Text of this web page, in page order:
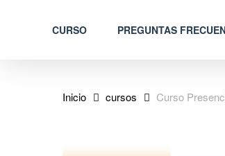
CURSO PREGUNTAS
Inicio cursos Curso